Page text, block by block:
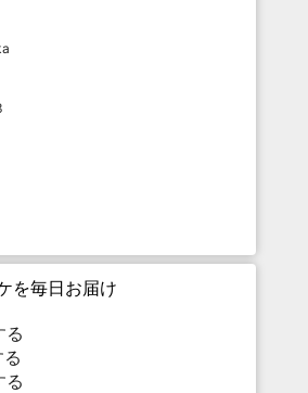
を毎日お届け
る
る